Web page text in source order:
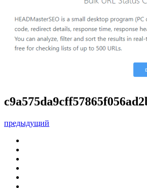
предыдущий